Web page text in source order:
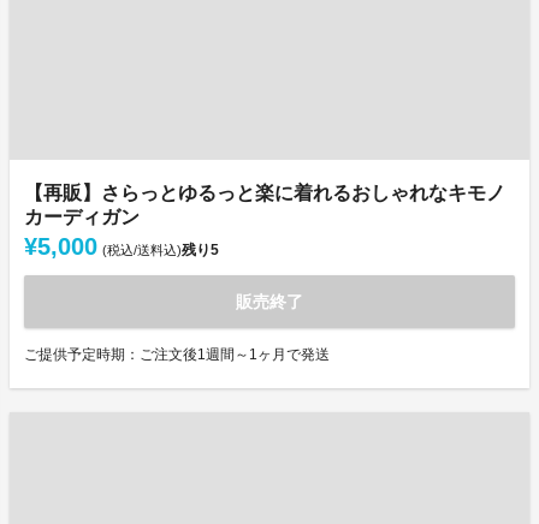
【再販】さらっとゆるっと楽に着れるおしゃれなキモノ
カーディガン
¥5,000 (税込/送料込)残り5
販売終了
ご提供予定時期：ご注文後1週間～1ヶ月で発送